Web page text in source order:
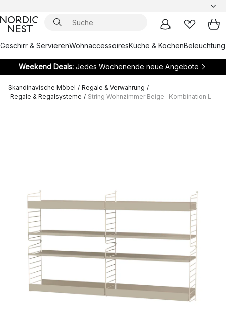
Geschirr & ServierenWohnaccessoiresKüche & KochenBeleuchtung
Weekend Deals:Jedes Wochenende neue Angebote
Skandinavische Möbel / Regale & Verwahrung /
Regale & Regalsysteme / String Wohnzimmer Beige- Kombination L